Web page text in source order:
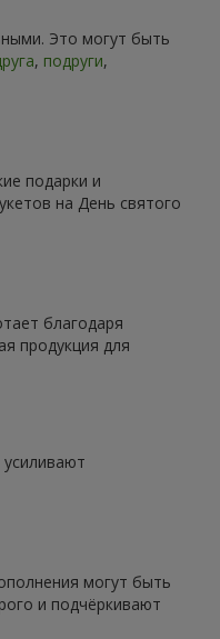
Это могут быть
, подруги,
подарки и
на День святого
благодаря
продукция для
могут быть
и подчёркивают